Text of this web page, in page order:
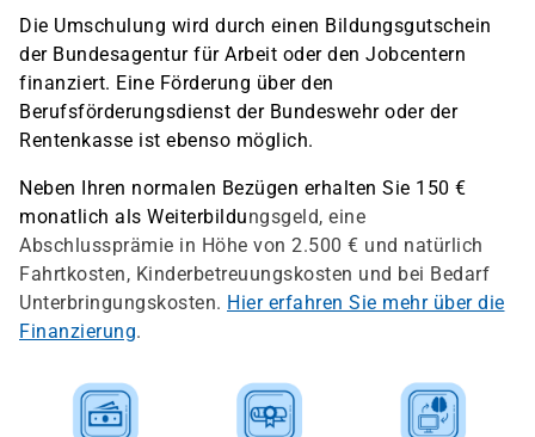
Die Umschulung wird durch einen Bildungsgutschein
der Bundesagentur für Arbeit oder den Jobcentern
finanziert. Eine Förderung über den
Berufsförderungsdienst der Bundeswehr oder der
Rentenkasse ist ebenso möglich.
Neben Ihren normalen Bezügen erhalten Sie 150 €
monatlich als Weiterbildungsgeld, eine
Abschlussprämie in Höhe von 2.500 € und natürlich
Fahrtkosten, Kinderbetreuungskosten und bei Bedarf
Unterbringungskosten. Hier erfahren Sie mehr über die
Finanzierung.